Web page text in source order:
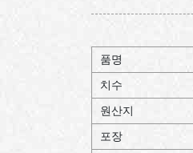
품명
치수
원산지
포장